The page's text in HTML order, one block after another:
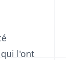
l'ont